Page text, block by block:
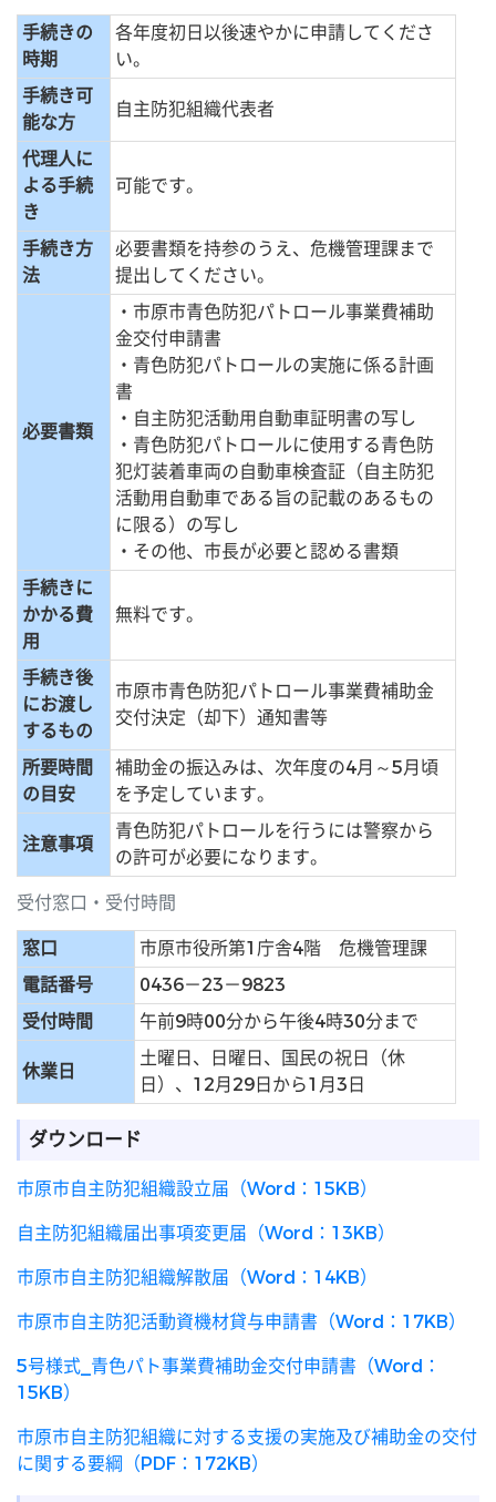
手続きの
時期
各年度初日以後速やかに申請してくださ
い。
手続き可
能な方
自主防犯組織代表者
代理人に
よる手続
き
可能です。
手続き方
法
必要書類を持参のうえ、危機管理課まで
提出してください。
必要書類
・市原市青色防犯パトロール事業費補助
金交付申請書
・青色防犯パトロールの実施に係る計画
書
・自主防犯活動用自動車証明書の写し
・青色防犯パトロールに使用する青色防
犯灯装着車両の自動車検査証（自主防犯
活動用自動車である旨の記載のあるもの
に限る）の写し
・その他、市長が必要と認める書類
手続きに
かかる費
用
無料です。
手続き後
にお渡し
するもの
市原市青色防犯パトロール事業費補助金
交付決定（却下）通知書等
所要時間
の目安
補助金の振込みは、次年度の4月～5月頃
を予定しています。
注意事項
青色防犯パトロールを行うには警察から
の許可が必要になります。
受付窓口・受付時間
窓口
市原市役所第1庁舎4階 危機管理課
電話番号
0436－23－9823
受付時間
午前9時00分から午後4時30分まで
休業日
土曜日、日曜日、国民の祝日（休
日）、12月29日から1月3日
ダウンロード
市原市自主防犯組織設立届（Word：15KB）
自主防犯組織届出事項変更届（Word：13KB）
市原市自主防犯組織解散届（Word：14KB）
市原市自主防犯活動資機材貸与申請書（Word：17KB）
5号様式_青色パト事業費補助金交付申請書（Word：
15KB）
市原市自主防犯組織に対する支援の実施及び補助金の交付
に関する要綱（PDF：172KB）